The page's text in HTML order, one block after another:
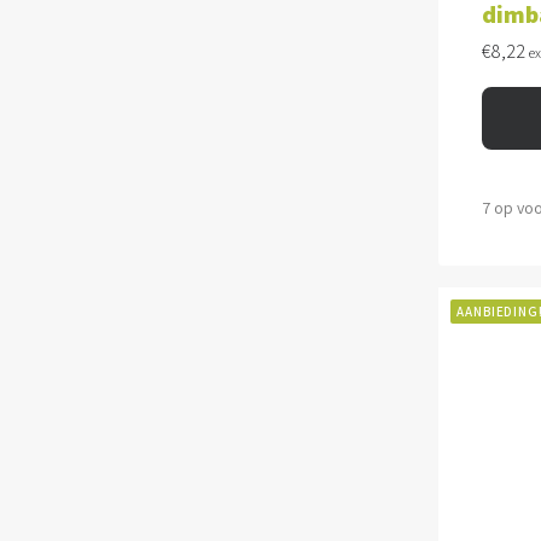
€8,22
7 op
AANBIEDING!